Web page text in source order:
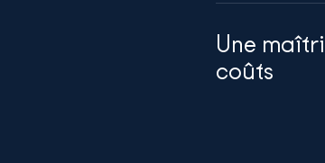
Une
coûts